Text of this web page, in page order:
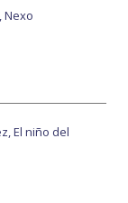
Nexo
El niño del